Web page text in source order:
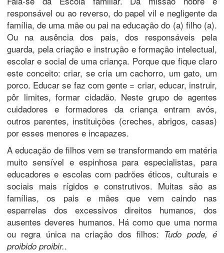
responsável ou ao reverso, do papel vil e negligente da
família, de uma mãe ou pai na educação do (a) filho (a).
Ou na ausência dos pais, dos responsáveis pela
guarda, pela criação e instrução e formação intelectual,
escolar e social de uma criança. Porque que fique claro
este conceito: criar, se cria um cachorro, um gato, um
porco. Educar se faz com gente = criar, educar, instruir,
pôr limites, formar cidadão. Neste grupo de agentes
cuidadores e formadores da criança entram avós,
outros parentes, instituições (creches, abrigos, casas)
por esses menores e incapazes.
A educação de filhos vem se transformando em matéria
muito sensível e espinhosa para especialistas, para
educadores e escolas com padrões éticos, culturais e
sociais mais rígidos e construtivos. Muitas são as
famílias, os pais e mães que vem caindo nas
esparrelas dos excessivos direitos humanos, dos
ausentes deveres humanos. Há como que uma norma
ou regra única na criação dos filhos: Tudo pode, é
proibido proibir..